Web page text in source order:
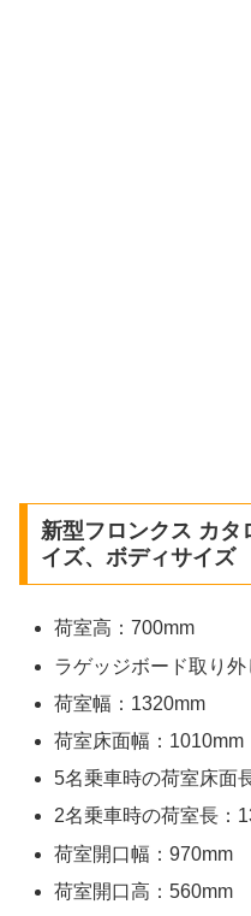
新型フロンクス カタ
イズ、ボディサイズ
荷室高：700mm
ラゲッジボード取り
荷室幅：1320mm
荷室床面幅：1010mm
5名乗車時の荷室床面
2名乗車時の荷室長：
荷室開口幅：970mm
荷室開口高：560mm